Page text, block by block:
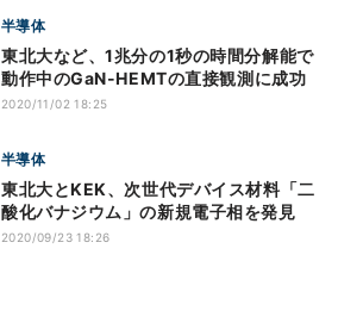
半導体
東北大など、1兆分の1秒の時間分解能で
動作中のGaN-HEMTの直接観測に成功
2020/11/02 18:25
半導体
東北大とKEK、次世代デバイス材料「二
酸化バナジウム」の新規電子相を発見
2020/09/23 18:26